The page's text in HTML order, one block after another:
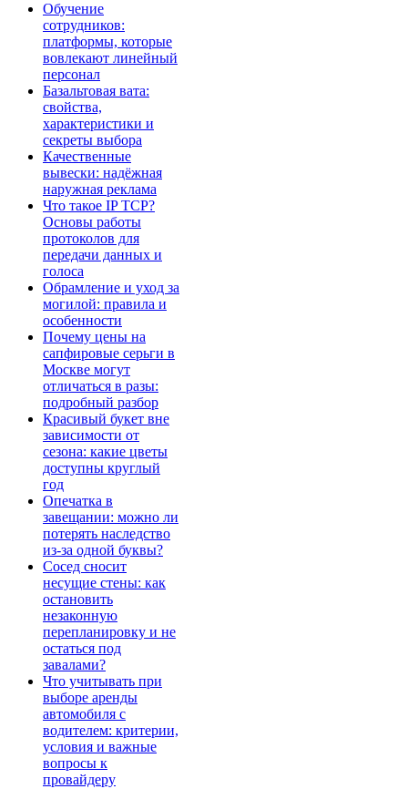
Обучение
сотрудников:
платформы, которые
вовлекают линейный
персонал
Базальтовая вата:
свойства,
характеристики и
секреты выбора
Качественные
вывески: надёжная
наружная реклама
Что такое IP TCP?
Основы работы
протоколов для
передачи данных и
голоса
Обрамление и уход за
могилой: правила и
особенности
Почему цены на
сапфировые серьги в
Москве могут
отличаться в разы:
подробный разбор
Красивый букет вне
зависимости от
сезона: какие цветы
доступны круглый
год
Опечатка в
завещании: можно ли
потерять наследство
из-за одной буквы?
Сосед сносит
несущие стены: как
остановить
незаконную
перепланировку и не
остаться под
завалами?
Что учитывать при
выборе аренды
автомобиля с
водителем: критерии,
условия и важные
вопросы к
провайдеру